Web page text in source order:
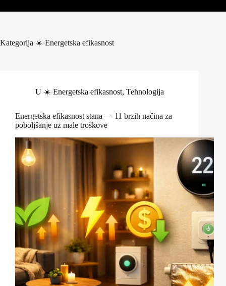
Kategorija ☀️ Energetska efikasnost
U ☀️ Energetska efikasnost,Tehnologija
Energetska efikasnost stana — 11 brzih načina za
poboljšanje uz male troškove